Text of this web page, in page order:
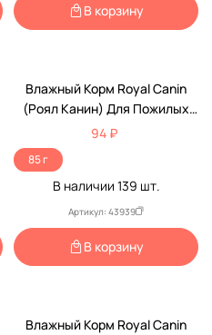
В корзину
Влажный Корм Royal Canin
(Роял Канин) Для Пожилых
Кошек Старше 12 Лет
Аппетитные Кусочки В Соусе
Feline Health Nutrition Ageing
+12 Gravy 85г
94 ₽
85 г
В наличии 139 шт.
Артикул: 43939
В корзину
Влажный Корм Royal Canin